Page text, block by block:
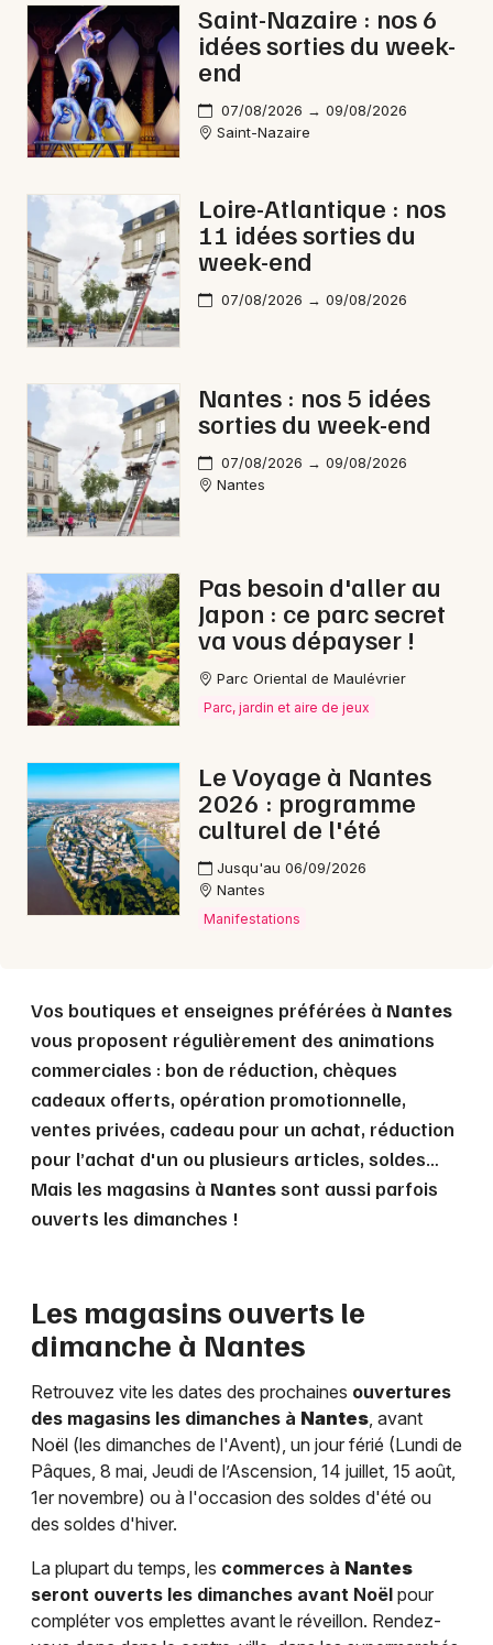
Sorties & loisirs
Animations commerciales en Loire-Atlantique
Animations commerciales dans les Pays de la
Newsletter des sorties
Artistes en tournée
Actus à Nantes
Magazine à Nantes
44 - Loire-Atlantique
Choisir mes départements
Mon email
Je m'abonne
Saint-Nazaire : nos 6
idées sorties du week-
end
07/08/2026 → 09/08/2026
Saint-Nazaire
Loire-Atlantique : nos
11 idées sorties du
week-end
07/08/2026 → 09/08/2026
Nantes : nos 5 idées
sorties du week-end
07/08/2026 → 09/08/2026
Nantes
Pas besoin d'aller au
Japon : ce parc secret
va vous dépayser !
Parc Oriental de Maulévrier
Parc, jardin et aire de jeux
Le Voyage à Nantes
2026 : programme
culturel de l'été
Jusqu'au 06/09/2026
Nantes
Manifestations
Vos boutiques et enseignes préférées à Nantes
vous proposent régulièrement des animations
commerciales : bon de réduction, chèques
cadeaux offerts, opération promotionnelle,
ventes privées, cadeau pour un achat, réduction
pour l’achat d'un ou plusieurs articles, soldes…
Mais les magasins à Nantessont aussi parfois
ouverts les dimanches !
Les magasins ouverts le
dimanche à Nantes
Retrouvez vite les dates des prochaines ouvertures
des magasins les dimanches à Nantes, avant
Noël (les dimanches de l'Avent), un jour férié (Lundi de
Pâques, 8 mai, Jeudi de l’Ascension, 14 juillet, 15 août,
1er novembre) ou à l'occasion des soldes d'été ou
des soldes d'hiver.
La plupart du temps, les commerces à Nantes
seront ouverts les dimanches avant Noël pour
compléter vos emplettes avant le réveillon. Rendez-